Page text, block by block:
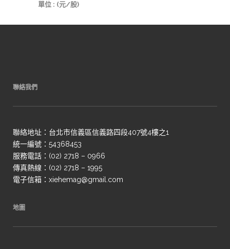
單位 : (元/股)
聯絡我們
聯絡地址：台北市信義區信義路四段407號4樓之1
統一編號：54368453
服務電話：(02) 2718 – 0966
傳真熱線：(02) 2718 – 1995
電子信箱：xiehemag@gmail.com
地圖